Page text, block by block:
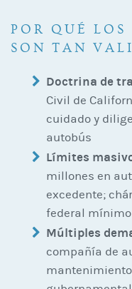
POR QUÉ LOS
SON TAN
Doctrina de
Civil de
cuidado y
autobús
Límites
millones en
excedente;
federal mínimo
Múltiples
compañía de